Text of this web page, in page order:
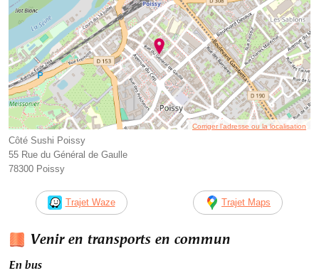
Corriger l’adresse ou la localisation
Côté Sushi Poissy
55 Rue du Général de Gaulle
78300 Poissy
Trajet Waze Trajet Maps
Venir en transports en commun
En bus